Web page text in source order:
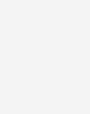
Emission: 137
Energieverbrauch
Emission: 129
AT